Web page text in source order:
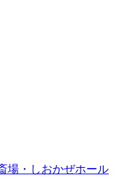
場・しおかぜホール